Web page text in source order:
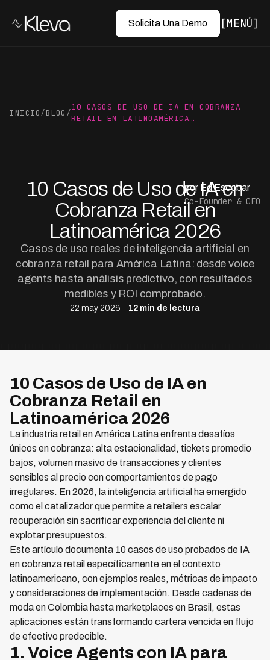
Solicita Una Demo MENÚ
INICIO/BLOG /
10 CASOS DE USO DE IA EN COBRANZA
RETAIL EN LATINOAMÉRICA…
10 Casos de Uso de IA en
Cobranza Retail en
Latinoamérica 2026
Casos de uso reales de inteligencia artificial en
cobranza retail para América Latina: desde voice
agents hasta análisis predictivo, con resultados
medibles y ROI comprobado.
22 may 2026 – 12 min de lectura
por Ed Escobar
Co-Founder & CEO
10 Casos de Uso de IA en
Cobranza Retail en
Latinoamérica 2026
La industria retail en América Latina enfrenta desafíos
únicos en cobranza: alta estacionalidad, tickets promedio
bajos, volumen masivo de transacciones y clientes
sensibles al precio con comportamientos de pago
irregulares. En 2026, la inteligencia artificial ha emergido
como el catalizador que permite a retailers escalar
recuperación sin sacrificar experiencia del cliente ni
explotar presupuestos.
Este artículo documenta 10 casos de uso probados de IA
en cobranza retail específicamente en el contexto
latinoamericano, con ejemplos reales, métricas de impacto
y consideraciones de implementación. Desde cadenas de
moda en Colombia hasta marketplaces en Brasil, estas
aplicaciones están transformando cartera vencida en flujo
de efectivo predecible.
1. Voice Agents con IA para